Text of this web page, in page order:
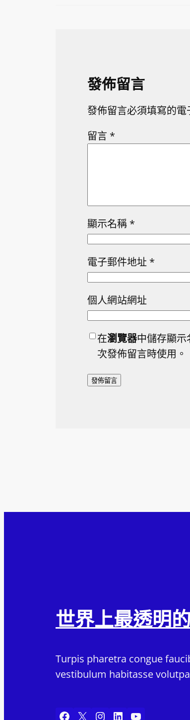
發佈留言
發佈留言必須填寫的電
留言 *
顯示名稱 *
電子郵件地址 *
個人網站網址
在瀏覽器中儲存顯
次發佈留言時使用。
世界上最透明
Turpis pharetra congue
vestibulum habitasse
Facebook X Instagram LinkedIn YouTube